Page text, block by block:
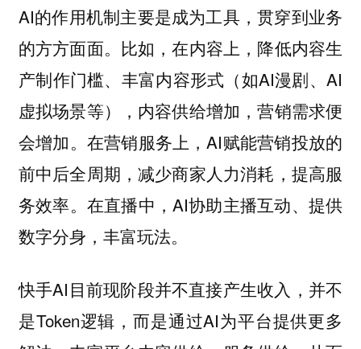
AI的作用机制主要是成为工具，贯穿到业务
的方方面面。比如，在内容上，降低内容生
产制作门槛、丰富内容形式（如AI漫剧、AI
虚拟场景等），内容供给增加，营销需求便
会增加。在营销服务上，AI赋能营销投放的
前中后全周期，减少商家人力消耗，提高服
务效率。在直播中，AI协助主播互动、提供
数字分身，丰富玩法。
快手AI目前现阶段并不直接产生收入，并不
是Token逻辑，而是通过AI为平台提供更多